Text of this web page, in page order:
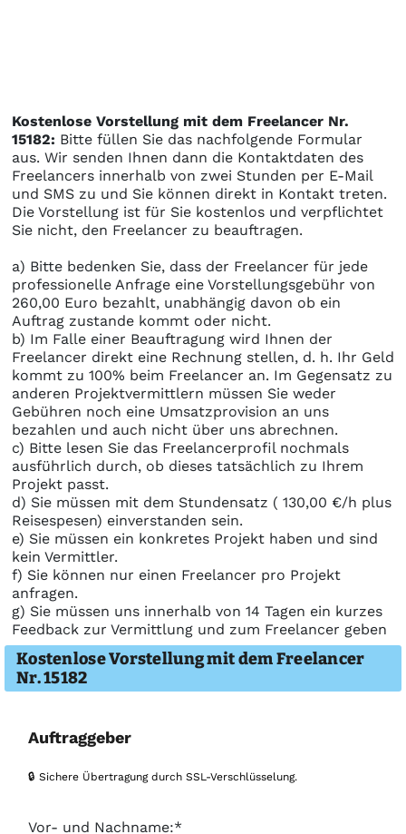
Kostenlose Vorstellung mit dem Freelancer Nr.
15182: Bitte füllen Sie das nachfolgende Formular
aus. Wir senden Ihnen dann die Kontaktdaten des
Freelancers innerhalb von zwei Stunden per E-Mail
und SMS zu und Sie können direkt in Kontakt treten.
Die Vorstellung ist für Sie kostenlos und verpflichtet
Sie nicht, den Freelancer zu beauftragen.
a) Bitte bedenken Sie, dass der Freelancer für jede
professionelle Anfrage eine Vorstellungsgebühr von
260,00 Euro bezahlt, unabhängig davon ob ein
Auftrag zustande kommt oder nicht.
b) Im Falle einer Beauftragung wird Ihnen der
Freelancer direkt eine Rechnung stellen, d. h. Ihr Geld
kommt zu 100% beim Freelancer an. Im Gegensatz zu
anderen Projektvermittlern müssen Sie weder
Gebühren noch eine Umsatzprovision an uns
bezahlen und auch nicht über uns abrechnen.
c) Bitte lesen Sie das Freelancerprofil nochmals
ausführlich durch, ob dieses tatsächlich zu Ihrem
Projekt passt.
d) Sie müssen mit dem Stundensatz ( 130,00 €/h plus
Reisespesen) einverstanden sein.
e) Sie müssen ein konkretes Projekt haben und sind
kein Vermittler.
f) Sie können nur einen Freelancer pro Projekt
anfragen.
g) Sie müssen uns innerhalb von 14 Tagen ein kurzes
Feedback zur Vermittlung und zum Freelancer geben
Kostenlose Vorstellung mit dem Freelancer
Nr. 15182
Auftraggeber
🔒 Sichere Übertragung durch SSL-Verschlüsselung.
Vor- und Nachname:*